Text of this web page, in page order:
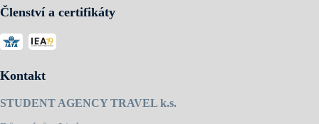
Členství a certifikáty
Kontakt
STUDENT AGENCY TRAVEL k.s.